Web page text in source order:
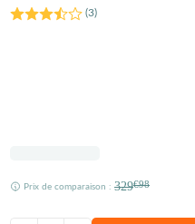
(3)
Prix de comparaison : 329€98